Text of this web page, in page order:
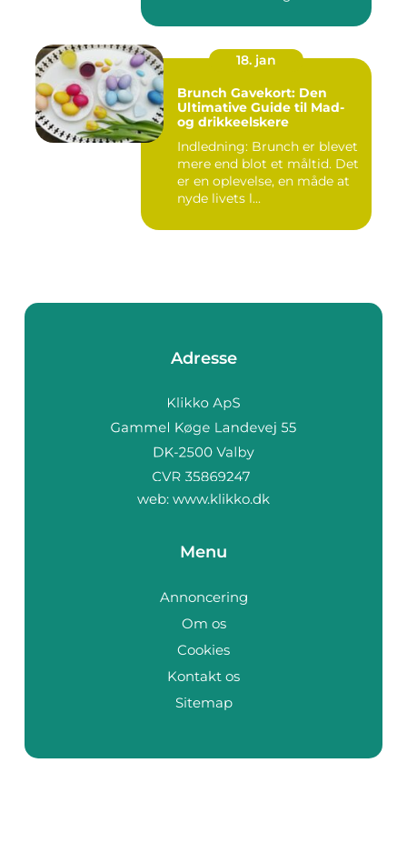
18. jan
Brunch Gavekort: Den
Ultimative Guide til Mad-
og drikkeelskere
Indledning: Brunch er blevet
mere end blot et måltid. Det
er en oplevelse, en måde at
nyde livets l...
Adresse
web: www.klikko.dk
Menu
Annoncering
Om os
Cookies
Kontakt os
Sitemap